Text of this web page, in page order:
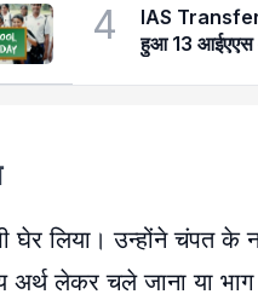
4
IAS Transfer:
हुआ 13 आईएएस
लिया। उन्होंने चंपत के
अर्थ लेकर चले जाना या